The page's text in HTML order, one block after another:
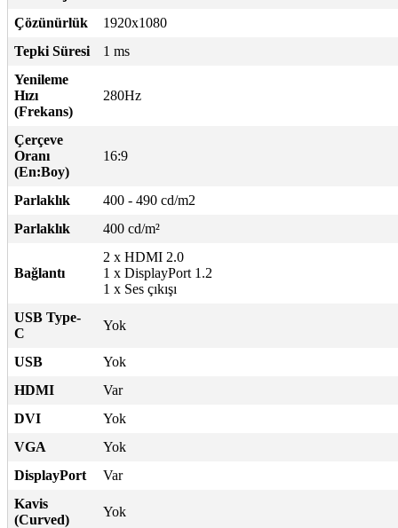
Çözünürlük
1920x1080
Tepki Süresi
1 ms
Yenileme
Hızı
(Frekans)
280Hz
Çerçeve
Oranı
(En:Boy)
16:9
Parlaklık
400 - 490 cd/m2
Parlaklık
400 cd/m²
Bağlantı
2 x HDMI 2.0
1 x DisplayPort 1.2
1 x Ses çıkışı
USB Type-
C
Yok
USB
Yok
HDMI
Var
DVI
Yok
VGA
Yok
DisplayPort
Var
Kavis
(Curved)
Yok